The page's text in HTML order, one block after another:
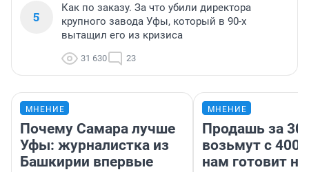
5
Как по заказу. За что убили директора
крупного завода Уфы, который в 90-х
вытащил его из кризиса
31 630 23
МНЕНИЕ
Почему Самара лучше
Уфы: журналистка из
Башкирии впервые
МНЕНИЕ
Продашь за
возьмут с
нам готовит